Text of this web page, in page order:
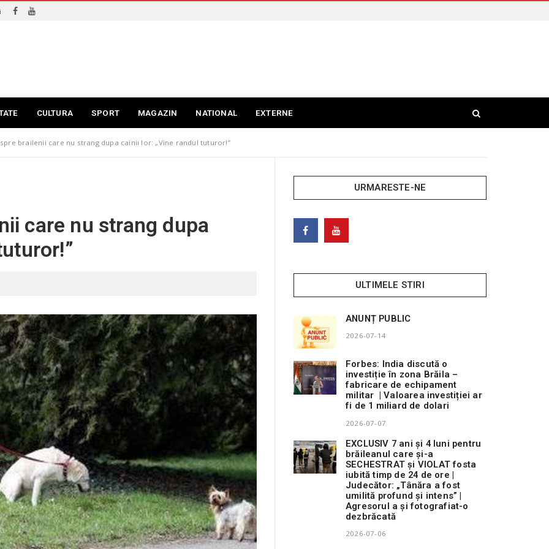
CULTURA SPORT MAGAZIN NATIONAL EXTERNE
brailenii care nu strang dupa cainii lor: „Vine randul tuturor!”
care nu strang dupa
URMARESTE-NE
ULTIMELE STIRI
ANUNȚ PUBLIC
2026-07-14
Forbes: India discută o
investiție în zona Brăila –
fabricare de echipament
militar | Valoarea investiției ar
fi de 1 miliard de dolari
2026-07-07
EXCLUSIV 7 ani și 4 luni pentru
brăileanul care și-a
SECHESTRAT și VIOLAT fosta
iubită timp de 24 de ore |
Judecător: „Tânăra a fost
umilită profund și intens” |
Agresorul a și fotografiat-o
dezbrăcată
2026-07-06